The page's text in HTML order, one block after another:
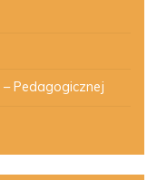
Pedagogicznej